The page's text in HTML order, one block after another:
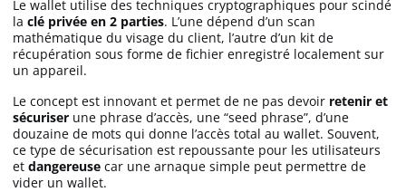
Le wallet utilise des techniques cryptographiques pour scindé
la clé privée en 2 parties. L’une dépend d’un scan
mathématique du visage du client, l’autre d’un kit de
récupération sous forme de fichier enregistré localement sur
un appareil.
Le concept est innovant et permet de ne pas devoir retenir et
sécuriser une phrase d’accès, une “seed phrase”, d’une
douzaine de mots qui donne l’accès total au wallet. Souvent,
ce type de sécurisation est repoussante pour les utilisateurs
et dangereuse car une arnaque simple peut permettre de
vider un wallet.